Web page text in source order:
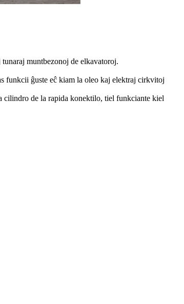
muntbezonoj de elkavatoroj.
funkcii ĝuste eĉ kiam la oleo kaj elektraj cirkvitoj
cilindro de la rapida konektilo, tiel funkciante kiel